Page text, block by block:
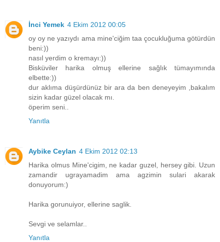
İnci Yemek 4 Ekim 2012 00:05
oy oy ne yazıydı ama mine'ciğim taa çocukluğuma götürdün
beni:))
nasıl yerdim o kremayı:))
Bisküviler harika olmuş ellerine sağlık tümayımında
elbette:))
dur aklıma düşürdünüz bir ara da ben deneyeyim ,bakalım
sizin kadar güzel olacak mı.
öperim seni..
Yanıtla
Aybike Ceylan 4 Ekim 2012 02:13
Harika olmus Mine'cigim, ne kadar guzel, hersey gibi. Uzun
zamandir ugrayamadim ama agzimin sulari akarak
donuyorum:)
Harika gorunuiyor, ellerine saglik.
Sevgi ve selamlar..
Yanıtla